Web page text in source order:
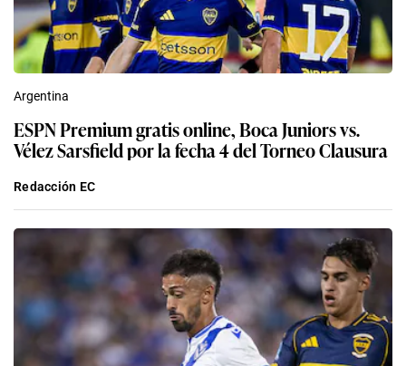
Argentina
ESPN Premium gratis online, Boca Juniors vs.
Vélez Sarsfield por la fecha 4 del Torneo Clausura
Redacción EC